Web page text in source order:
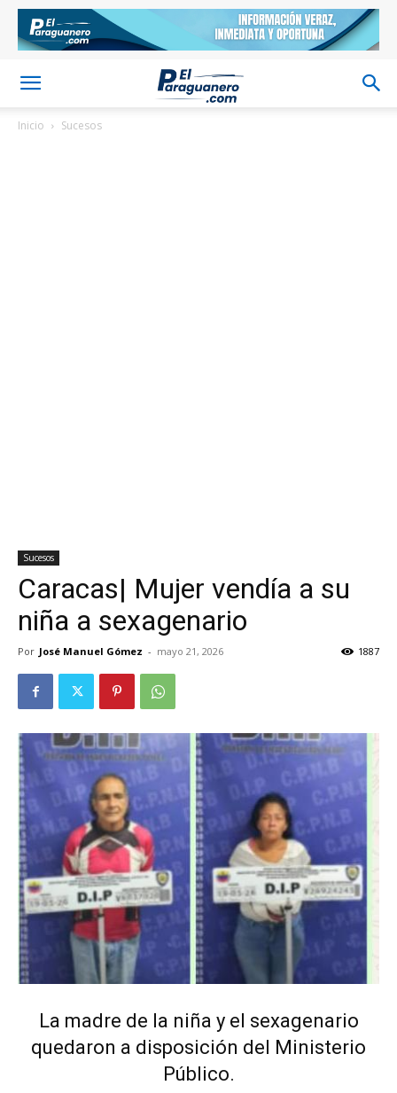
Inicio Sucesos
Sucesos
Caracas| Mujer vendía a su
niña a sexagenario
Por José Manuel Gómez - mayo 21, 2026 1887
La madre de la niña y el sexagenario
quedaron a disposición del Ministerio
Público.